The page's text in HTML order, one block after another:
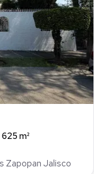
625 m²
Zapopan Jalisco